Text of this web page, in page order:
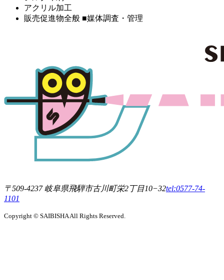
アクリル加工
販売促進物全般 ■媒体調査・管理
〒509-4237 岐阜県飛騨市古川町栄2丁目10−32tel:0577-74-
1101
Copyright © SAIBISHA All Rights Reserved.